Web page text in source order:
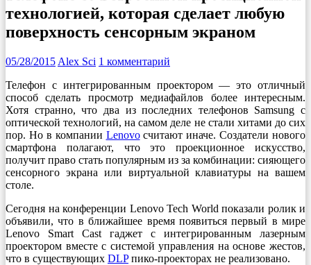
технологией, которая сделает любую
поверхность сенсорным экраном
05/28/2015 Alex Sci 1 комментарий
Телефон с интегрированным проектором — это отличный
способ сделать просмотр медиафайлов более интересным.
Хотя странно, что два из последних телефонов Samsung с
оптической технологий, на самом деле не стали хитами до сих
пор. Но в компании Lenovoсчитают иначе. Создатели нового
смартфона полагают, что это проекционное искусство,
получит право стать популярным из за комбинации: сияющего
сенсорного экрана или виртуальной клавиатуры на вашем
столе.
Сегодня на конференции Lenovo Tech World показали ролик и
объявили, что в ближайшее время появиться первый в мире
Lenovo Smart Cast гаджет с интегрированным лазерным
проектором вместе с системой управления на основе жестов,
что в существующих DLPпико-проекторах не реализовано.